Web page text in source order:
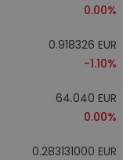
0.00%
0.918326 EUR
-1.10%
64.040 EUR
0.00%
0.283131000 EUR